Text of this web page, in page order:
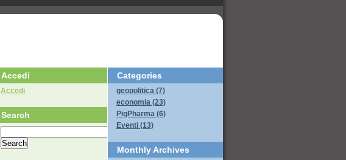
Categories
geopolitica (7)
economia (23)
PigPharma (6)
Eventi (13)
Monthly Archives
Accedi
Accedi
Search